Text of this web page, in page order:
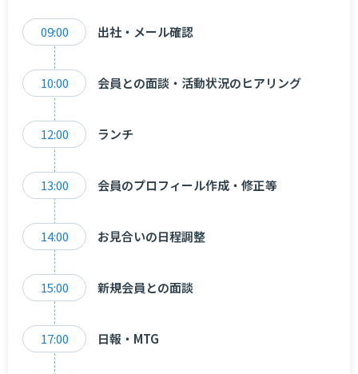
09:00 出社・メール確認
10:00 会員との面談・活動状況のヒアリング
12:00 ランチ
13:00 会員のプロフィール作成・修正等
14:00 お見合いの日程調整
15:00 新規会員との面談
17:00 日報・MTG